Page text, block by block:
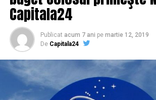
Capitala24
Publicat acum 7 ani pe martie 12, 2019
De Capitala24